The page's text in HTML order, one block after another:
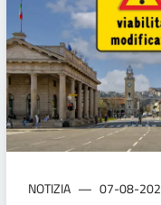
NOTIZIA 07-08-